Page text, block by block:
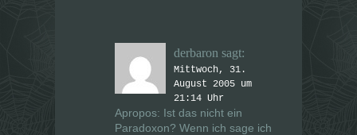
derbaron sagt:
Mittwoch, 31.
August 2005 um
21:14 Uhr
Apropos: Ist das nicht ein
Paradoxon? Wenn ich sage ich